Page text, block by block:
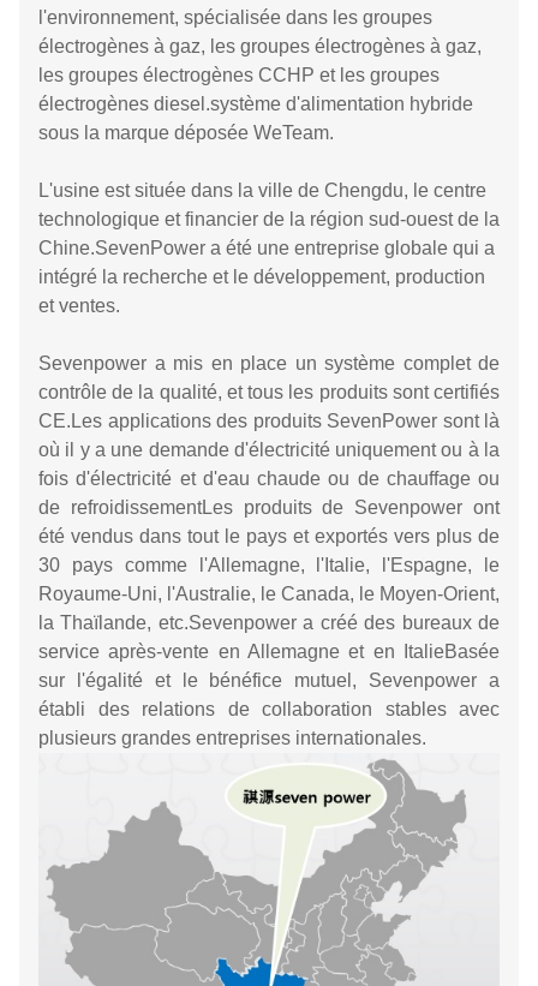
l'environnement, spécialisée dans les groupes
électrogènes à gaz, les groupes électrogènes à gaz,
les groupes électrogènes CCHP et les groupes
électrogènes diesel.système d'alimentation hybride
sous la marque déposée WeTeam.
L'usine est située dans la ville de Chengdu, le centre
technologique et financier de la région sud-ouest de la
Chine.SevenPower a été une entreprise globale qui a
intégré la recherche et le développement, production
et ventes.
Sevenpower a mis en place un système complet de
contrôle de la qualité, et tous les produits sont certifiés
CE.Les applications des produits SevenPower sont là
où il y a une demande d'électricité uniquement ou à la
fois d'électricité et d'eau chaude ou de chauffage ou
de refroidissementLes produits de Sevenpower ont
été vendus dans tout le pays et exportés vers plus de
30 pays comme l'Allemagne, l'Italie, l'Espagne, le
Royaume-Uni, l'Australie, le Canada, le Moyen-Orient,
la Thaïlande, etc.Sevenpower a créé des bureaux de
service après-vente en Allemagne et en ItalieBasée
sur l'égalité et le bénéfice mutuel, Sevenpower a
établi des relations de collaboration stables avec
plusieurs grandes entreprises internationales.